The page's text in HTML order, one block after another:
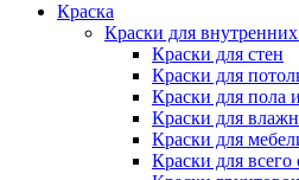
Краска
Краски для
Краски для стен
Краски для
Краски для пола
Краски для
Краски для
Краски для всего